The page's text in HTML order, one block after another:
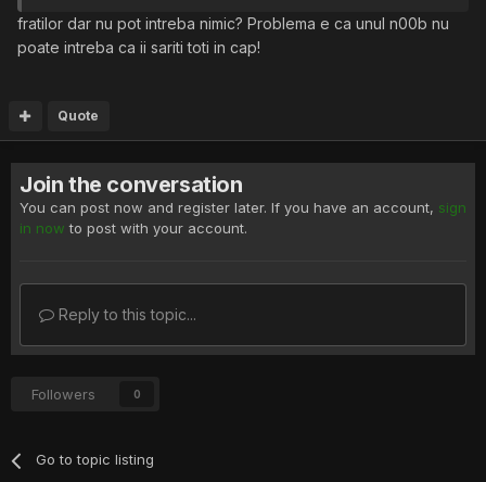
fratilor dar nu pot intreba nimic? Problema e ca unul n00b nu
poate intreba ca ii sariti toti in cap!
Quote
Join the conversation
You can post now and register later. If you have an account, sign
in now to post with your account.
Reply to this topic...
Followers 0
Go to topic listing